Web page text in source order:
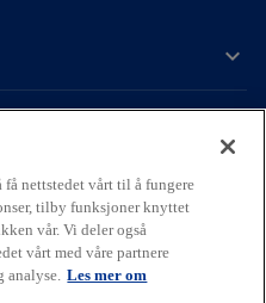
o
p
o
p
nettstedet vårt til å fungere
tilby funksjoner knyttet
vår. Vi deler også
vårt med våre partnere
analyse. Les mer om